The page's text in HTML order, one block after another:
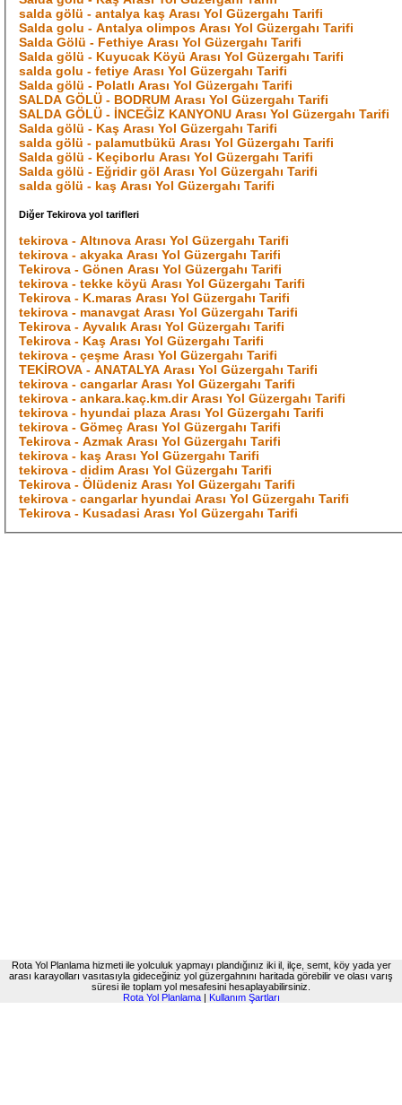
salda gölü - antalya kaş Arası Yol Güzergahı Tarifi
Salda golu - Antalya olimpos Arası Yol Güzergahı Tarifi
Salda Gölü - Fethiye Arası Yol Güzergahı Tarifi
Salda gölü - Kuyucak Köyü Arası Yol Güzergahı Tarifi
salda golu - fetiye Arası Yol Güzergahı Tarifi
Salda gölü - Polatlı Arası Yol Güzergahı Tarifi
SALDA GÖLÜ - BODRUM Arası Yol Güzergahı Tarifi
SALDA GÖLÜ - İNCEĞİZ KANYONU Arası Yol Güzergahı Tarifi
Salda gölü - Kaş Arası Yol Güzergahı Tarifi
salda gölü - palamutbükü Arası Yol Güzergahı Tarifi
Salda gölü - Keçiborlu Arası Yol Güzergahı Tarifi
Salda gölü - Eğridir göl Arası Yol Güzergahı Tarifi
salda gölü - kaş Arası Yol Güzergahı Tarifi
Diğer Tekirova yol tarifleri
tekirova - Altınova Arası Yol Güzergahı Tarifi
tekirova - akyaka Arası Yol Güzergahı Tarifi
Tekirova - Gönen Arası Yol Güzergahı Tarifi
tekirova - tekke köyü Arası Yol Güzergahı Tarifi
Tekirova - K.maras Arası Yol Güzergahı Tarifi
tekirova - manavgat Arası Yol Güzergahı Tarifi
Tekirova - Ayvalık Arası Yol Güzergahı Tarifi
Tekirova - Kaş Arası Yol Güzergahı Tarifi
tekirova - çeşme Arası Yol Güzergahı Tarifi
TEKİROVA - ANATALYA Arası Yol Güzergahı Tarifi
tekirova - cangarlar Arası Yol Güzergahı Tarifi
tekirova - ankara.kaç.km.dir Arası Yol Güzergahı Tarifi
tekirova - hyundai plaza Arası Yol Güzergahı Tarifi
tekirova - Gömeç Arası Yol Güzergahı Tarifi
Tekirova - Azmak Arası Yol Güzergahı Tarifi
tekirova - kaş Arası Yol Güzergahı Tarifi
tekirova - didim Arası Yol Güzergahı Tarifi
Tekirova - Ölüdeniz Arası Yol Güzergahı Tarifi
tekirova - cangarlar hyundai Arası Yol Güzergahı Tarifi
Tekirova - Kusadasi Arası Yol Güzergahı Tarifi
Rota Yol Planlama hizmeti ile yolculuk yapmayı plandığınız iki il, ilçe, semt, köy yada yer
arası karayolları vasıtasıyla gideceğiniz yol güzergahnını haritada görebilir ve olası varış
süresi ile toplam yol mesafesini hesaplayabilirsiniz.
Rota Yol Planlama| Kullanım Şartları